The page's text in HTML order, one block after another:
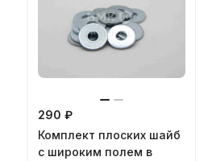
290 ₽
Комплект плоских шайб
с широким полем в